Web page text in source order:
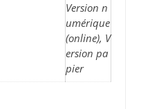
Version n
umérique
(online), V
ersion pa
pier